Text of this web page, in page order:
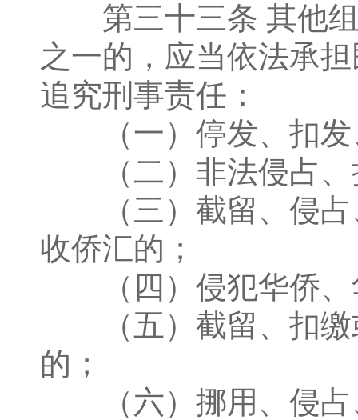
第三十三条 其他组
之一的，应当依法承
追究刑事责任：
（一）停发、扣发
（二）非法侵占、
（三）截留、侵占
收侨汇的；
（四）侵犯华侨、
（五）截留、扣缴
的；
（六）挪用、侵占